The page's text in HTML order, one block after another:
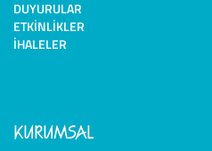
DUYURULAR
ETKINLIKLER
İHALELER
KURUMSAL